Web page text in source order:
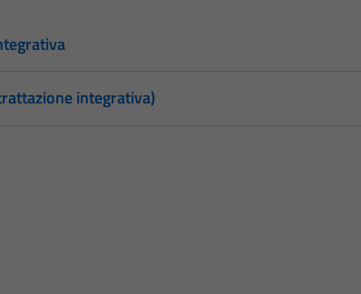
integrativa)